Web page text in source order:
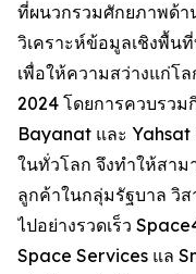
ที่ผนวกรวมศักยภาพด้า
วิเคราะห์ข้อมูลเชิงพื้น
เพื่อให้ความสว่างแก่โ
2024 โดยการควบรวม
Bayanat และ
ในทั่วโลก จึงทำให้สา
ลูกค้าในกลุ่มรัฐบาล วิ
ไปอย่างรวดเร็ว
Space Services แล